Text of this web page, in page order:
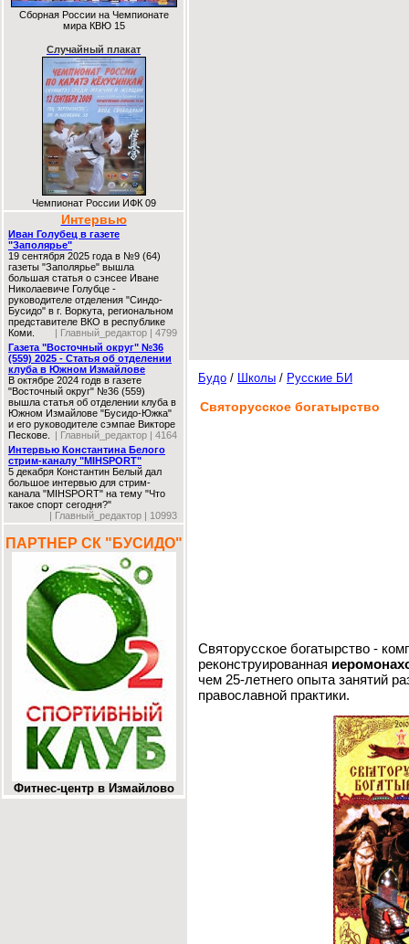
Сборная России на Чемпионате
мира КВЮ 15
Случайный плакат
Чемпионат России ИФК 09
Интервью
Иван Голубец в газете
"Заполярье"
19 сентября 2025 года в №9 (64)
газеты "Заполярье" вышла
большая статья о сэнсее Иване
Николаевиче Голубце -
руководителе отделения "Синдо-
Бусидо" в г. Воркута, региональном
представителе ВКО в республике
Коми.
| Главный_редактор | 4799
Газета "Восточный округ" №36
(559) 2025 - Статья об отделении
клуба в Южном Измайлове
В октябре 2024 годв в газете
"Восточный округ" №36 (559)
вышла статья об отделении клуба в
Южном Измайлове "Бусидо-Южка"
и его руководителе сэмпае Викторе
Пескове.
| Главный_редактор | 4164
Интервью Константина Белого
стрим-каналу "MIHSPORT"
5 декабря Константин Белый дал
большое интервью для стрим-
канала "MIHSPORT" на тему "Что
такое спорт сегодня?"
| Главный_редактор | 10993
ПАРТНЕР СК "БУСИДО"
Фитнес-центр в Измайлово
Будо / Школы / Русские БИ
Святорусское богатырство
Святорусское богатырство -
реконструированная
чем 25-летнего опыта занятий
православной практики.